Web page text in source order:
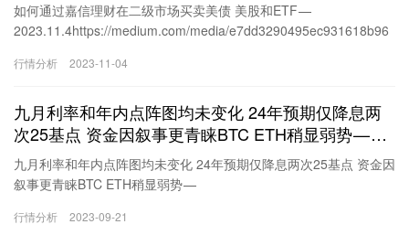
如何通过嘉信理财在二级市场买卖美债 美股和ETF —
2023.11.4https://medium.com/media/e7dd3290495ec931618b96
的美债，可惜当时买的少了点，现在随着预期美联储不会再次加
里，但目前来看短期美债的收益仍然在5.3%左右，对于短期不急于
用资金的小伙伴来说，短期美债仍然是安全性最高，收益最稳定的
行情分析 2023-11-04
九月利率和年内点阵图均未变化 24年预期仅降息两
次25基点 资金因叙事更青睐BTC ETH稍显弱势 —
2023.9.21
九月利率和年内点阵图均未变化 24年预期仅降息两次25基点 资金因
叙事更青睐BTC ETH稍显弱势 —
345d86f76/href今天凌晨美联储的议息会议中，不加息已经是在我
行情分析 2023-09-21